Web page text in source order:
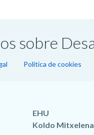
sobre
Política de cookies
EHU
Koldo